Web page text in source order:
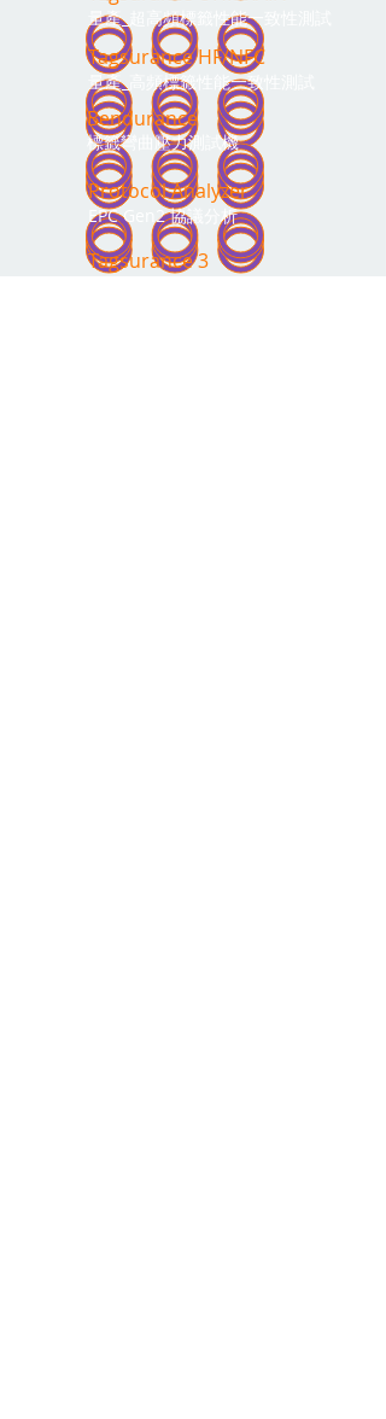
量產_超高頻標籤性能一致性測試
Tagsurance HF/NFC
量產_高頻標籤性能一致性測試
Bendurance
標籤彎曲壓力測試機
Protocol Analyzer
EPC Gen2 協議分析
Tagsurance 3